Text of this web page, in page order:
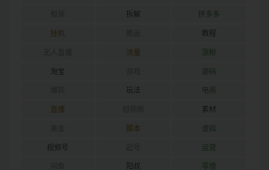
拆解 拼多多
挂机 教程
流量 涨粉
淘宝 源码
玩法 电商
直播 素材
脚本 虚拟
视频号 运营
阳叔 零撸